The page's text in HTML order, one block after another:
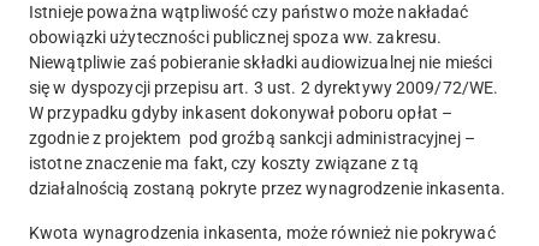
Istnieje poważna wątpliwość czy państwo może nakładać
obowiązki użyteczności publicznej spoza ww. zakresu.
Niewątpliwie zaś pobieranie składki audiowizualnej nie mieści
się w dyspozycji przepisu art. 3 ust. 2 dyrektywy 2009/72/WE.
W przypadku gdyby inkasent dokonywał poboru opłat –
zgodnie z projektem pod groźbą sankcji administracyjnej –
istotne znaczenie ma fakt, czy koszty związane z tą
działalnością zostaną pokryte przez wynagrodzenie inkasenta.
Kwota wynagrodzenia inkasenta, może również nie pokrywać